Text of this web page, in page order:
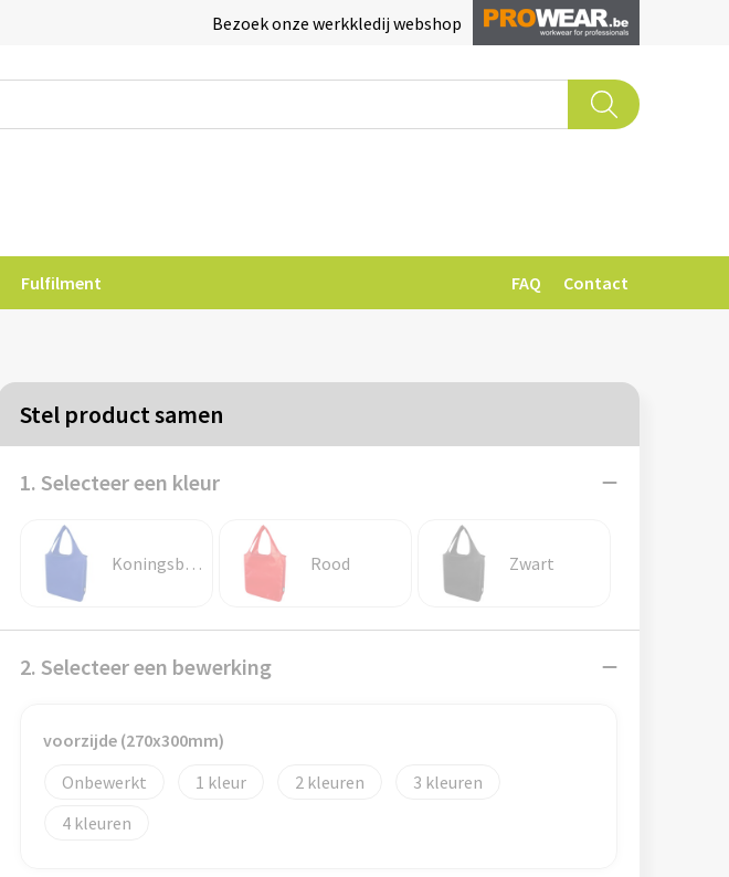
Bezoek onze werkkledij webshop
Fulfilment FAQ Contact
Stel product samen
1. Selecteer een kleur
Koningsblauw Rood Zwart
2. Selecteer een bewerking
voorzijde (270x300mm)
Onbewerkt
1 2
3
4